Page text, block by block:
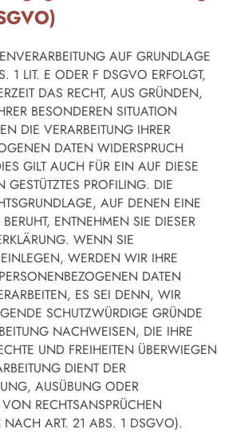
AUF GRUNDLAGE
1 LIT. E ODER F DSGVO ERFOLGT,
DAS RECHT, AUS GRÜNDEN,
BESONDEREN SITUATION
DIE VERARBEITUNG IHRER
DATEN WIDERSPRUCH
GILT AUCH FÜR EIN AUF DIESE
GESTÜTZTES PROFILING. DIE
AUF DENEN EINE
ENTNEHMEN SIE DIESER
WENN SIE
WERDEN WIR IHRE
DATEN
ES SEI DENN, WIR
SCHUTZWÜRDIGE GRÜNDE
NACHWEISEN, DIE IHRE
UND FREIHEITEN ÜBERWIEGEN
DIENT DER
AUSÜBUNG ODER
RECHTSANSPRÜCHEN
NACH ART. 21 ABS. 1 DSGVO).